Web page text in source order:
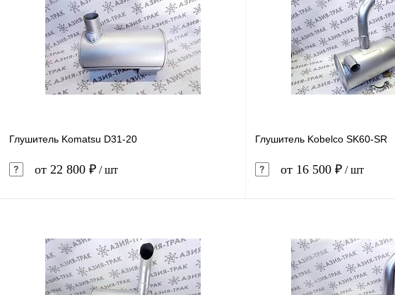
Глушитель Komatsu D31-20
от 22 800 ₽ / шт
Купить в 1 клик Сравнение
В избранное Под заказ
Глушитель Kobelco SK60-SR
от 16 500 ₽ / шт
Купить в 1 клик
В избранное